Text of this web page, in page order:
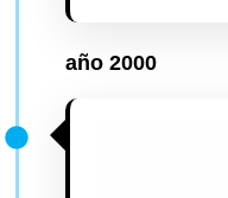
año 2000